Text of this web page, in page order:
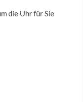
die Uhr für Sie